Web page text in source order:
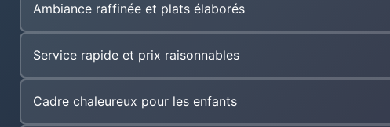
Ambiance raffinée et plats élaborés
Service rapide et prix raisonnables
Cadre chaleureux pour les enfants